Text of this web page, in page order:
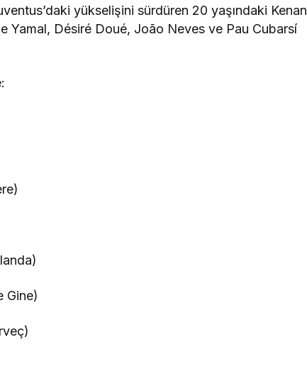
yükselişini sürdüren 20 yaşındaki Kenan
Yamal, Désiré Doué, João Neves ve Pau Cubarsí
Gine)